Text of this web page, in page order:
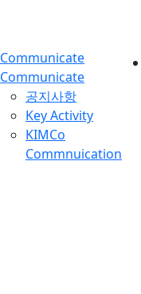
Communicate
Communicate
공지사항
Key Activity
KIMCo
Commnuication